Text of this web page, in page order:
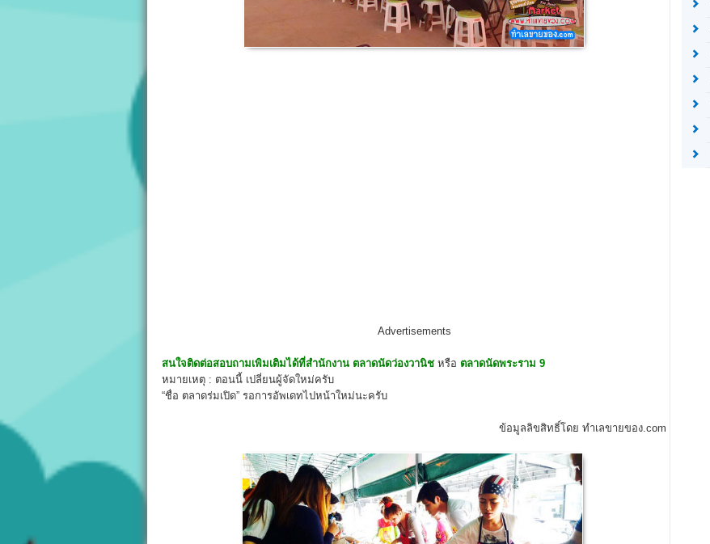
Advertisements
สนใจติดต่อสอบถามเพิมเติมได้ที่สำนักงาน ตลาดนัดว่องวานิช หรือ ตลาดนัดพระราม 9
หมายเหตุ : ตอนนี้ เปลี่ยนผู้จัดใหม่ครับ
“ชื่อ ตลาดร่มเปิด” รอการอัพเดทไปหน้าใหม่นะครับ
ข้อมูลลิขสิทธิ์โดย ทำเลขายของ.com